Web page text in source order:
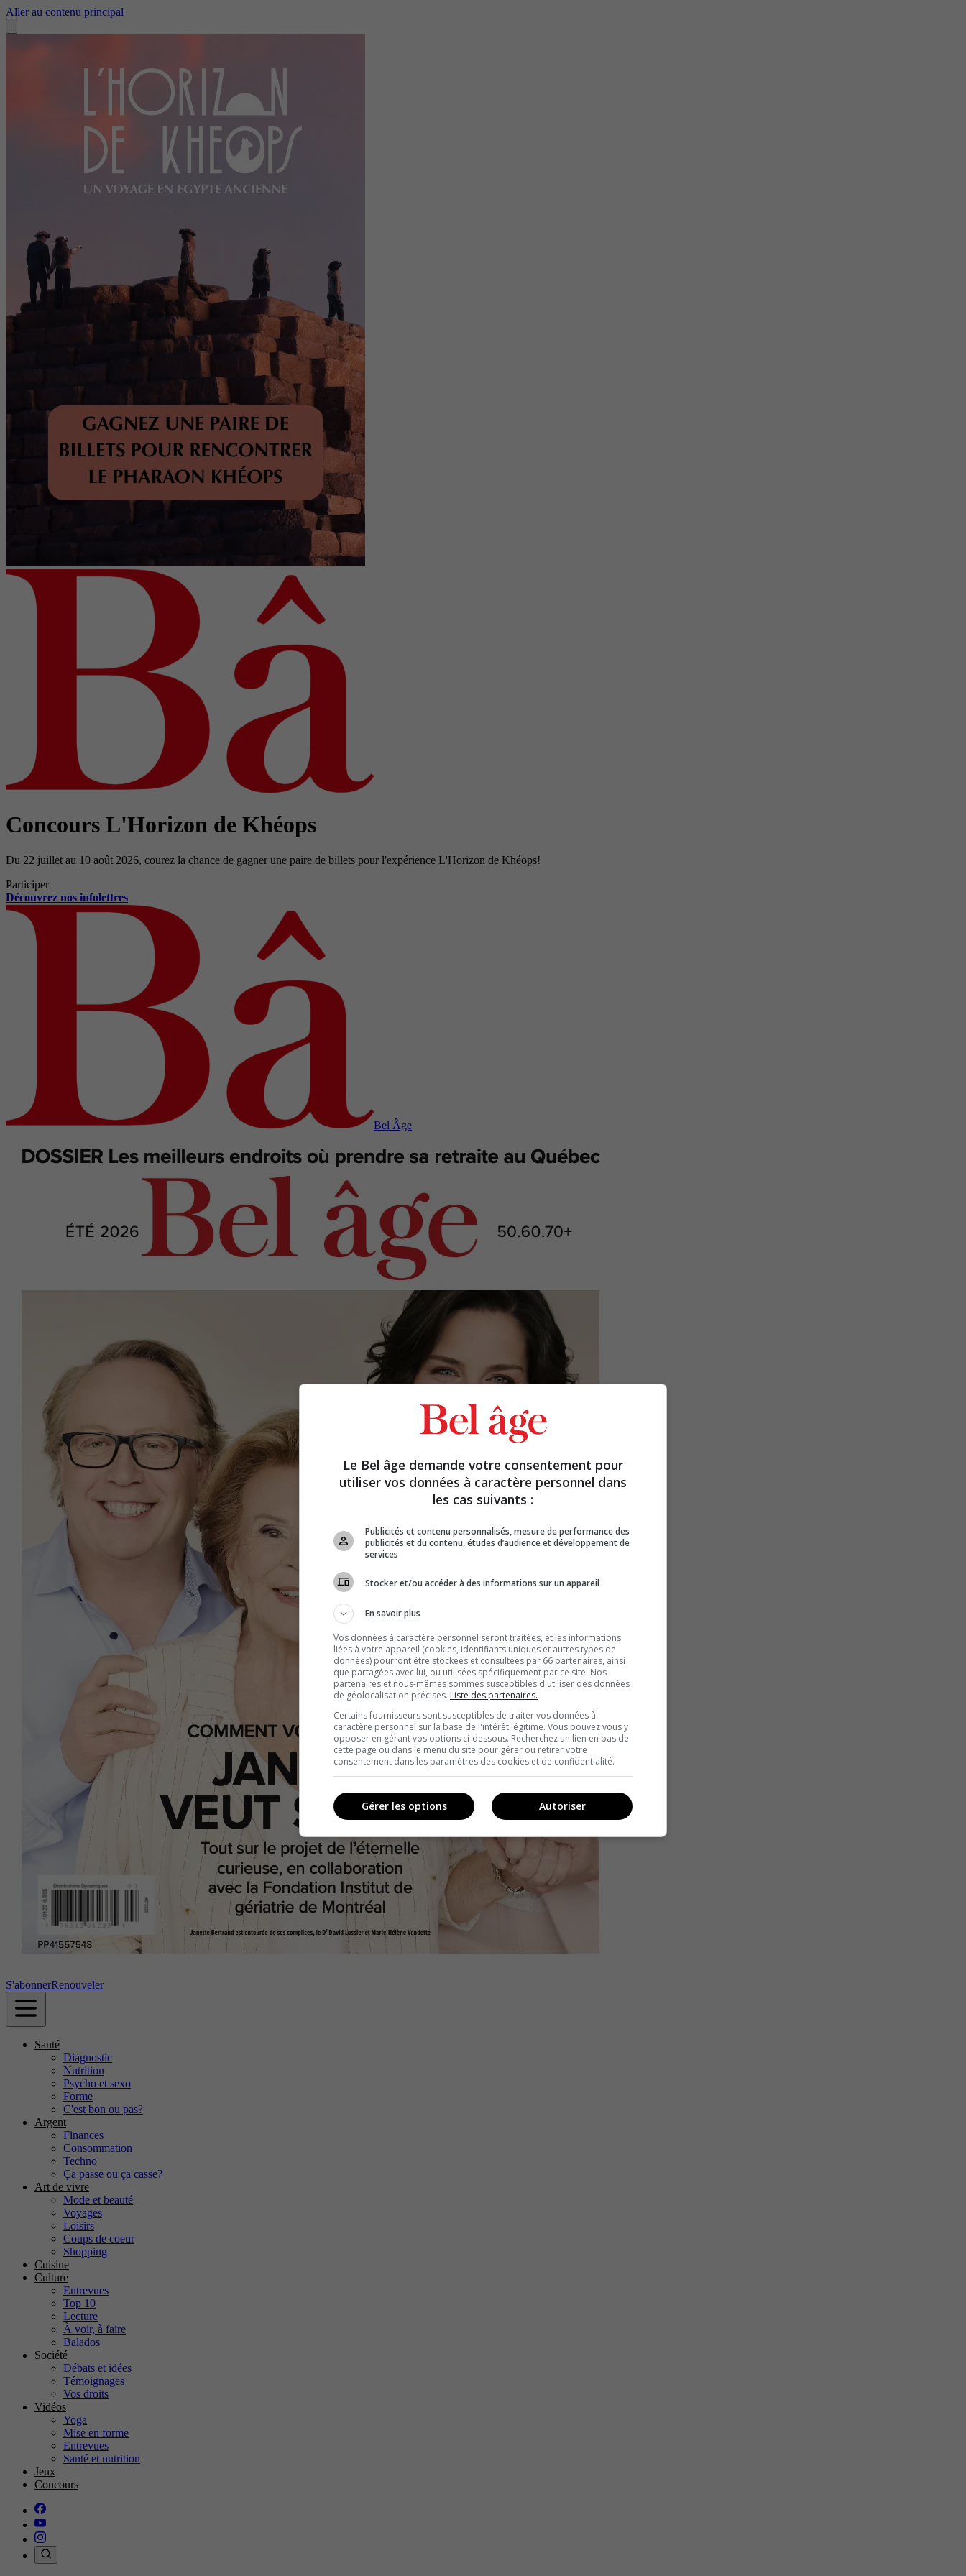
Aller au contenu principal
Concours L'Horizon de Khéops
Du 22 juillet au 10 août 2026, courez la chance de gagner une paire de billets pour l'expérience L'Horizon de Khéops!
Participer
Découvrez nos infolettres
Bel Âge
S'abonnerRenouveler
Santé
Diagnostic
Nutrition
Psycho et sexo
Forme
C'est bon ou pas?
Argent
Finances
Consommation
Techno
Ça passe ou ça casse?
Art de vivre
Mode et beauté
Voyages
Loisirs
Coups de coeur
Shopping
Cuisine
Culture
Entrevues
Top 10
Lecture
À voir, à faire
Balados
Société
Débats et idées
Témoignages
Vos droits
Vidéos
Yoga
Mise en forme
Entrevues
Santé et nutrition
Jeux
Concours
Le Bel âge demande votre consentement pour
utiliser vos données à caractère personnel dans
les cas suivants :
Publicités et contenu personnalisés, mesure de performance des
publicités et du contenu, études d’audience et développement de
services
Stocker et/ou accéder à des informations sur un appareil
En savoir plus
Vos données à caractère personnel seront traitées, et les informations
liées à votre appareil (cookies, identifiants uniques et autres types de
données) pourront être stockées et consultées par 66 partenaires, ainsi
que partagées avec lui, ou utilisées spécifiquement par ce site. Nos
partenaires et nous-mêmes sommes susceptibles d'utiliser des données
de géolocalisation précises. Liste des partenaires.
Certains fournisseurs sont susceptibles de traiter vos données à
caractère personnel sur la base de l'intérêt légitime. Vous pouvez vous y
opposer en gérant vos options ci-dessous. Recherchez un lien en bas de
cette page ou dans le menu du site pour gérer ou retirer votre
consentement dans les paramètres des cookies et de confidentialité.
Autoriser
Gérer les options